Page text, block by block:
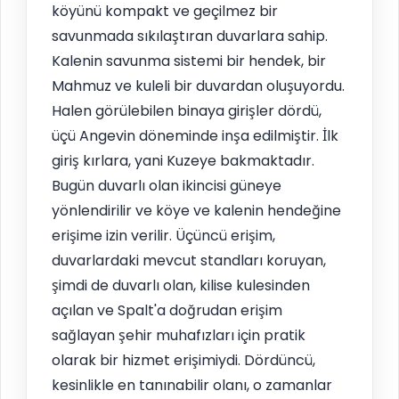
köyünü kompakt ve geçilmez bir
savunmada sıkılaştıran duvarlara sahip.
Kalenin savunma sistemi bir hendek, bir
Mahmuz ve kuleli bir duvardan oluşuyordu.
Halen görülebilen binaya girişler dördü,
üçü Angevin döneminde inşa edilmiştir. İlk
giriş kırlara, yani Kuzeye bakmaktadır.
Bugün duvarlı olan ikincisi güneye
yönlendirilir ve köye ve kalenin hendeğine
erişime izin verilir. Üçüncü erişim,
duvarlardaki mevcut standları koruyan,
şimdi de duvarlı olan, kilise kulesinden
açılan ve Spalt'a doğrudan erişim
sağlayan şehir muhafızları için pratik
olarak bir hizmet erişimiydi. Dördüncü,
kesinlikle en tanınabilir olanı, o zamanlar